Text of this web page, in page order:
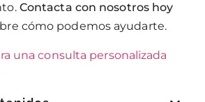
Contacta con nosotros hoy
cómo podemos ayudarte.
una consulta personalizada